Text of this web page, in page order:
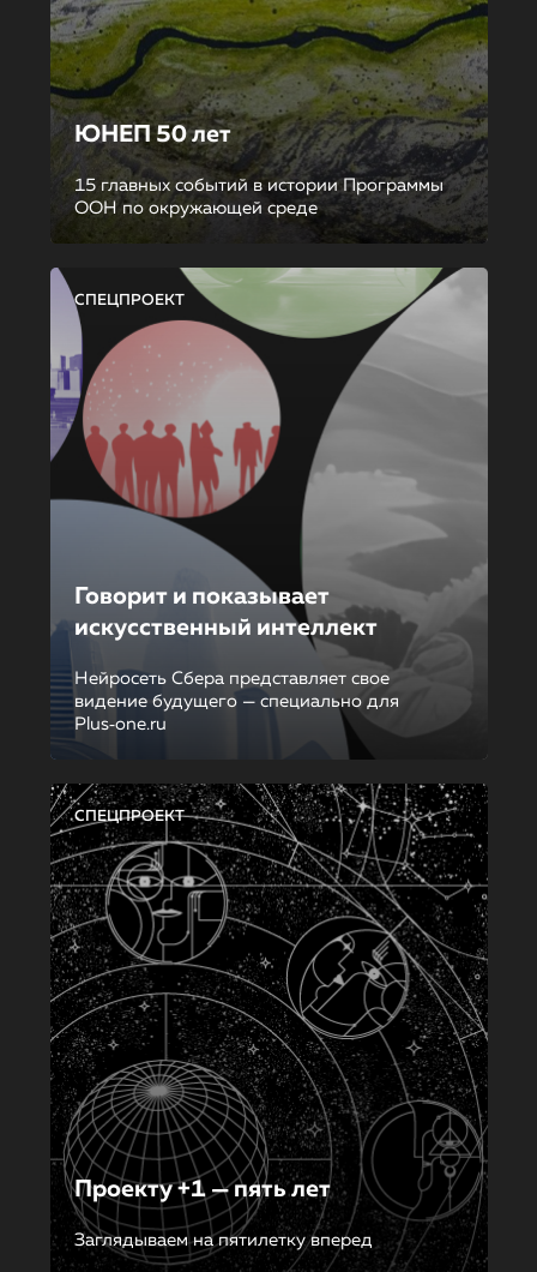
ЮНЕП 50 лет
15 главных событий в истории Программы
ООН по окружающей среде
СПЕЦПРОЕКТ
Говорит и показывает
искусственный интеллект
Нейросеть Сбера представляет свое
видение будущего — специально для
Plus‑one.ru
СПЕЦПРОЕКТ
Проекту +1 — пять лет
Заглядываем на пятилетку вперед